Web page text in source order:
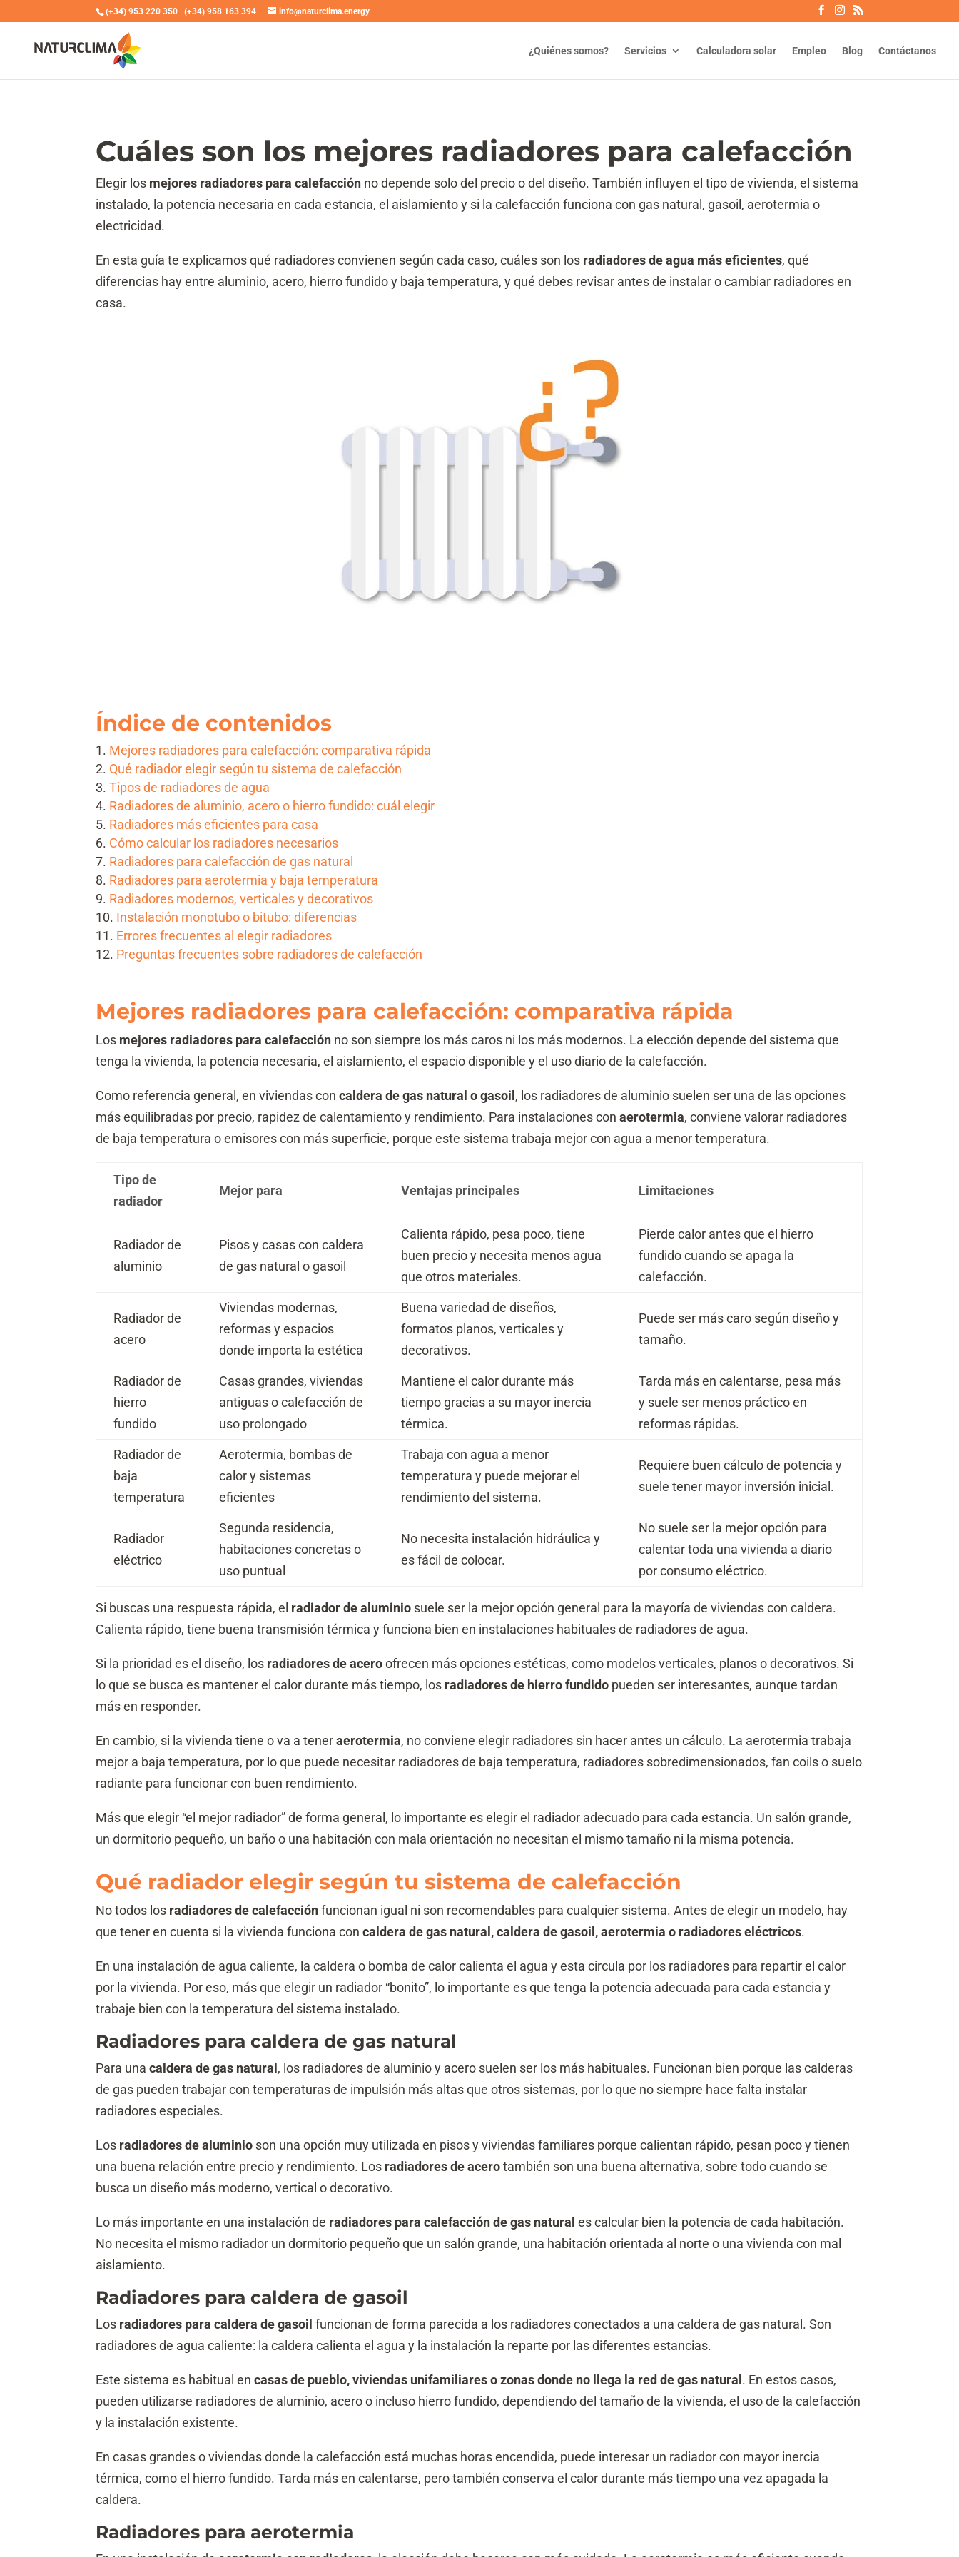
(+34) 953 220 350 |(+34) 958 163 394 info@naturclima.energy
¿Quiénes somos? Servicios Calculadora solar Empleo Blog Contáctanos
Cuáles son los mejores radiadores para calefacción
Elegir los mejores radiadores para calefacción no depende solo del precio o del diseño. También influyen el tipo de vivienda, el sistema
instalado, la potencia necesaria en cada estancia, el aislamiento y si la calefacción funciona con gas natural, gasoil, aerotermia o
electricidad.
En esta guía te explicamos qué radiadores convienen según cada caso, cuáles son los radiadores de agua más eficientes, qué
diferencias hay entre aluminio, acero, hierro fundido y baja temperatura, y qué debes revisar antes de instalar o cambiar radiadores en
casa.
Índice de contenidos
Mejores radiadores para calefacción: comparativa rápida
Qué radiador elegir según tu sistema de calefacción
Tipos de radiadores de agua
Radiadores de aluminio, acero o hierro fundido: cuál elegir
Radiadores más eficientes para casa
Cómo calcular los radiadores necesarios
Radiadores para calefacción de gas natural
Radiadores para aerotermia y baja temperatura
Radiadores modernos, verticales y decorativos
Instalación monotubo o bitubo: diferencias
Errores frecuentes al elegir radiadores
Preguntas frecuentes sobre radiadores de calefacción
Mejores radiadores para calefacción: comparativa rápida
Los mejores radiadores para calefacción no son siempre los más caros ni los más modernos. La elección depende del sistema que
tenga la vivienda, la potencia necesaria, el aislamiento, el espacio disponible y el uso diario de la calefacción.
Como referencia general, en viviendas concaldera de gas natural o gasoil , los radiadores de aluminio suelen ser una de las opciones
más equilibradas por precio, rapidez de calentamiento y rendimiento. Para instalaciones conaerotermia, conviene valorar radiadores
de baja temperatura o emisores con más superficie, porque este sistema trabaja mejor con agua a menor temperatura.
Tipo de
radiador
Mejor para Ventajas principales Limitaciones
Radiador de
aluminio
Pisos y casas con caldera
de gas natural o gasoil
Calienta rápido, pesa poco, tiene
buen precio y necesita menos agua
que otros materiales.
Pierde calor antes que el hierro
fundido cuando se apaga la
calefacción.
Radiador de
acero
Viviendas modernas,
reformas y espacios
donde importa la estética
Buena variedad de diseños,
formatos planos, verticales y
decorativos.
Puede ser más caro según diseño y
tamaño.
Radiador de
hierro
fundido
Casas grandes, viviendas
antiguas o calefacción de
uso prolongado
Mantiene el calor durante más
tiempo gracias a su mayor inercia
térmica.
Tarda más en calentarse, pesa más
y suele ser menos práctico en
reformas rápidas.
Radiador de
baja
temperatura
Aerotermia, bombas de
calor y sistemas
eficientes
Trabaja con agua a menor
temperatura y puede mejorar el
rendimiento del sistema.
Requiere buen cálculo de potencia y
suele tener mayor inversión inicial.
Radiador
eléctrico
Segunda residencia,
habitaciones concretas o
uso puntual
No necesita instalación hidráulica y
es fácil de colocar.
No suele ser la mejor opción para
calentar toda una vivienda a diario
por consumo eléctrico.
Si buscas una respuesta rápida, el radiador de aluminio suele ser la mejor opción general para la mayoría de viviendas con caldera.
Calienta rápido, tiene buena transmisión térmica y funciona bien en instalaciones habituales de radiadores de agua.
Si la prioridad es el diseño, los radiadores de aceroofrecen más opciones estéticas, como modelos verticales, planos o decorativos. Si
lo que se busca es mantener el calor durante más tiempo, los radiadores de hierro fundido pueden ser interesantes, aunque tardan
más en responder.
En cambio, si la vivienda tiene o va a teneraerotermia, no conviene elegir radiadores sin hacer antes un cálculo. La aerotermia trabaja
mejor a baja temperatura, por lo que puede necesitar radiadores de baja temperatura, radiadores sobredimensionados, fan coils o suelo
radiante para funcionar con buen rendimiento.
Más que elegir “el mejor radiador” de forma general, lo importante es elegir el radiador adecuado para cada estancia. Un salón grande,
un dormitorio pequeño, un baño o una habitación con mala orientación no necesitan el mismo tamaño ni la misma potencia.
Qué radiador elegir según tu sistema de calefacción
No todos los radiadores de calefacciónfuncionan igual ni son recomendables para cualquier sistema. Antes de elegir un modelo, hay
que tener en cuenta si la vivienda funciona concaldera de gas natural, caldera de gasoil, aerotermia o radiadores eléctricos.
En una instalación de agua caliente, la caldera o bomba de calor calienta el agua y esta circula por los radiadores para repartir el calor
por la vivienda. Por eso, más que elegir un radiador “bonito”, lo importante es que tenga la potencia adecuada para cada estancia y
trabaje bien con la temperatura del sistema instalado.
Radiadores para caldera de gas natural
Para unacaldera de gas natural , los radiadores de aluminio y acero suelen ser los más habituales. Funcionan bien porque las calderas
de gas pueden trabajar con temperaturas de impulsión más altas que otros sistemas, por lo que no siempre hace falta instalar
radiadores especiales.
Los radiadores de aluminio son una opción muy utilizada en pisos y viviendas familiares porque calientan rápido, pesan poco y tienen
una buena relación entre precio y rendimiento. Los radiadores de acerotambién son una buena alternativa, sobre todo cuando se
busca un diseño más moderno, vertical o decorativo.
Lo más importante en una instalación de radiadores para calefacción de gas natural es calcular bien la potencia de cada habitación.
No necesita el mismo radiador un dormitorio pequeño que un salón grande, una habitación orientada al norte o una vivienda con mal
aislamiento.
Radiadores para caldera de gasoil
Los radiadores para caldera de gasoil funcionan de forma parecida a los radiadores conectados a una caldera de gas natural. Son
radiadores de agua caliente: la caldera calienta el agua y la instalación la reparte por las diferentes estancias.
Este sistema es habitual encasas de pueblo, viviendas unifamiliares o zonas donde no llega la red de gas natural . En estos casos,
pueden utilizarse radiadores de aluminio, acero o incluso hierro fundido, dependiendo del tamaño de la vivienda, el uso de la calefacción
y la instalación existente.
En casas grandes o viviendas donde la calefacción está muchas horas encendida, puede interesar un radiador con mayor inercia
térmica, como el hierro fundido. Tarda más en calentarse, pero también conserva el calor durante más tiempo una vez apagada la
caldera.
Radiadores para aerotermia